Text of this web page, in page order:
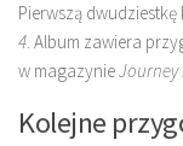
Pierwszą
4. Album zawiera
w magazynieJourney
Kolejne